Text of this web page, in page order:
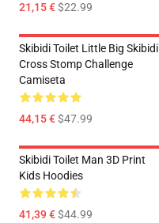
21,15 €$22.99
Skibidi Toilet Little Big Skibidi
Cross Stomp Challenge
Camiseta
44,15 €$47.99
Skibidi Toilet Man 3D Print
Kids Hoodies
41,39 €$44.99